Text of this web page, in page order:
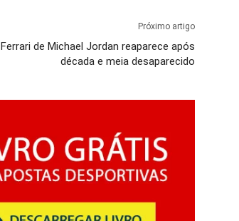
Próximo artigo
Ferrari de Michael Jordan reaparece após
década e meia desaparecido